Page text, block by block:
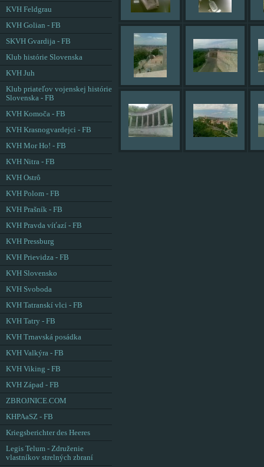
KVH Feldgrau
KVH Golian - FB
SKVH Gvardija - FB
Klub histórie Slovenska
KVH Juh
Klub priateľov vojenskej histórie
Slovenska - FB
KVH Komoča - FB
KVH Krasnogvardejci - FB
KVH Mor Ho! - FB
KVH Nitra - FB
KVH Ostrô
KVH Polom - FB
KVH Prašník - FB
KVH Pravda víťazí - FB
KVH Pressburg
KVH Prievidza - FB
KVH Slovensko
KVH Svoboda
KVH Tatranskí vlci - FB
KVH Tatry - FB
KVH Trnavská posádka
KVH Valkýra - FB
KVH Viking - FB
KVH Západ - FB
ZBROJNICE.COM
KHPAaSZ - FB
Kriegsberichter des Heeres
Legis Telum - Združenie
vlastníkov strelných zbraní